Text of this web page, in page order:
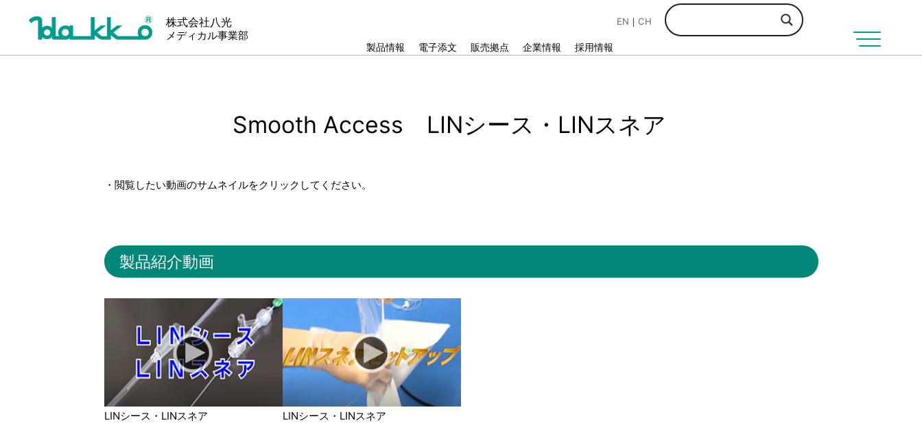
株式会社八光
メディカル事業部
EN CH
製品情報 電子添文 販売拠点 企業情報 採用情報
メ
ニ
Smooth Access LINシース・LINスネア
・閲覧したい動画のサムネイルをクリックしてください。
製品紹介動画
LINシース・LINスネア
LINシース・LINスネア